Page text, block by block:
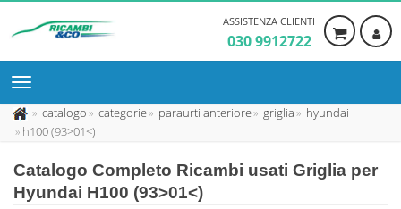
ASSISTENZA CLIENTI
030 9912722
catalogo categorie paraurti anteriore griglia
hyundai
h100 (93>01<)
Catalogo Completo Ricambi usati Griglia per
Hyundai H100 (93>01<)